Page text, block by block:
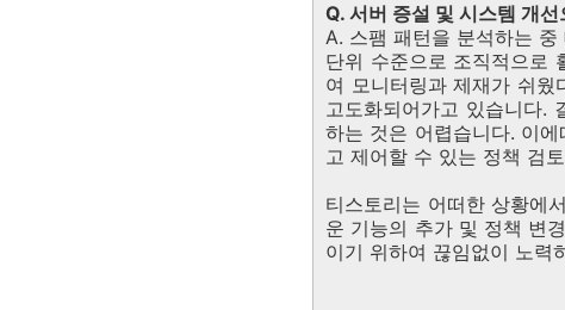
Q. 서버 증설 및 시스템 개
A. 스팸 패턴을 분석하는
단위 수준으로 조직적으로
여 모니터링과 제재가 쉬
고도화되어가고 있습니다.
하는 것은 어렵습니다. 이
고 제어할 수 있는 정책 검
티스토리는 어떠한 상황에
운 기능의 추가 및 정책 변
이기 위하여 끊임없이 노력